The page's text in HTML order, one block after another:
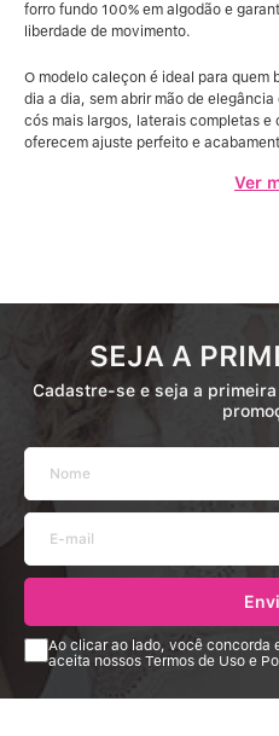
forro fundo 100% em algodão e
liberdade de movimento.
O modelo caleçon é ideal para
dia a dia, sem abrir mão de
cós mais largos, laterais completas
oferecem ajuste perfeito e
Ver
SEJA A
Cadastre-se e seja a
Ao clicar ao lado, você concorda
aceita nossos Termos de Uso e